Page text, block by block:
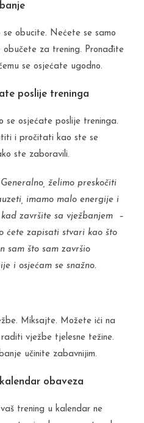
obucite. Nećete se samo
obučete za trening. Pronađite
se osjećate ugodno.
poslije treninga
se osjećate poslije treninga.
i pročitati kao ste se
ste zaboravili.
Generalno, želimo preskočiti
imamo malo energije i
završite sa vježbanjem –
ćete zapisati stvari kao što
sam što sam završio
i osjećam se snažno.
Miksajte. Možete ići na
vježbe tjelesne težine.
učinite zabavnijim.
obaveza
trening u kalendar ne